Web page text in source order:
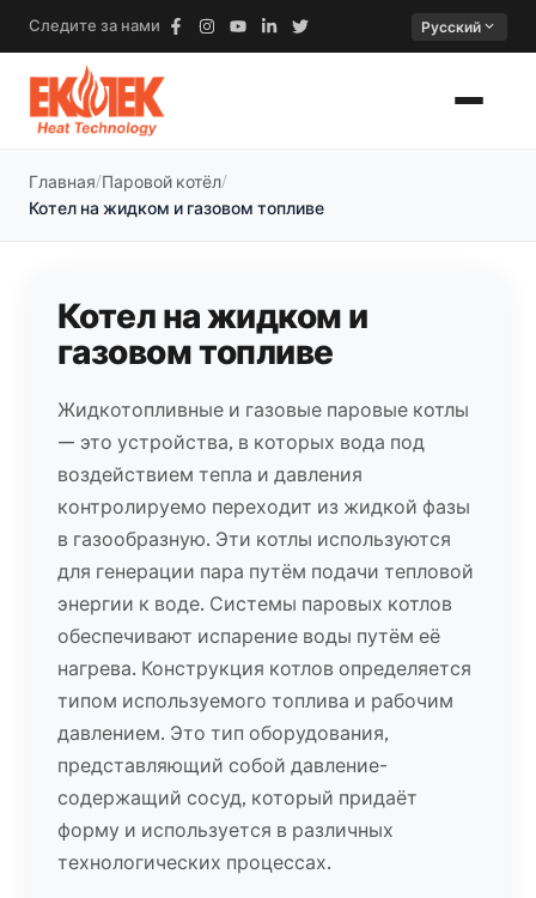
Следите за нами Русский expand_more
Главная Паровой котёл
Котел на жидком и газовом топливе
Котел на жидком и
газовом топливе
Жидкотопливные и газовые паровые котлы
— это устройства, в которых вода под
воздействием тепла и давления
контролируемо переходит из жидкой фазы
в газообразную. Эти котлы используются
для генерации пара путём подачи тепловой
энергии к воде. Системы паровых котлов
обеспечивают испарение воды путём её
нагрева. Конструкция котлов определяется
типом используемого топлива и рабочим
давлением. Это тип оборудования,
представляющий собой давление-
содержащий сосуд, который придаёт
форму и используется в различных
технологических процессах.